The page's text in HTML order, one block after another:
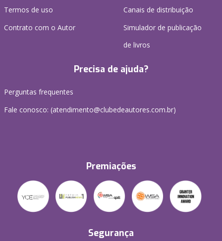
Termos de uso
Contrato com o Autor
Canais de distribuição
Simulador de publicação
de livros
Precisa de ajuda?
Perguntas frequentes
Fale conosco: (atendimento@clubedeautores.com.br)
Premiações
Segurança